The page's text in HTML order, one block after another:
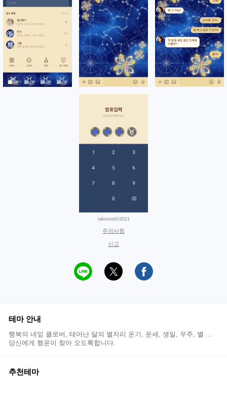
takemoti©2021
주의사항
신고
테마 안내
행복의 네잎 클로버, 태어난 달의 별자리 운기, 운세, 생일, 우주, 별 ...
당신에게 행운이 찾아 오도록합니다.
추천테마